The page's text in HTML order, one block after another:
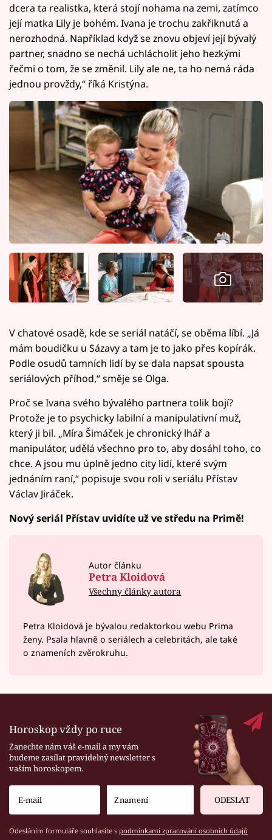
dcera ta realistka, která stojí nohama na zemi, zatímco
její matka Lily je bohém. Ivana je trochu zakřiknutá a
nerozhodná. Například když se znovu objeví její bývalý
partner, snadno se nechá uchlácholit jeho hezkými
řečmi o tom, že se změnil. Lily ale ne, ta ho nemá ráda
jednou provždy,“ říká Kristýna.
V chatové osadě, kde se seriál natáčí, se oběma líbí. „Já
mám boudičku u Sázavy a tam je to jako přes kopírák.
Podle osudů tamních lidí by se dala napsat spousta
seriálových příhod,“ směje se Olga.
Proč se Ivana svého bývalého partnera tolik bojí?
Protože je to psychicky labilní a manipulativní muž,
který ji bil. „Míra Šimáček je chronický lhář a
manipulátor, udělá všechno pro to, aby dosáhl toho, co
chce. A jsou mu úplně jedno city lidí, které svým
jednáním raní,“ popisuje svou roli v seriálu Přístav
Václav Jiráček.
Nový seriál Přístav uvidíte už ve středu na Primě!
Autor článku
Petra Kloidová
Všechny články autora
Petra Kloidová je bývalou redaktorkou webu Prima
ženy. Psala hlavně o seriálech a celebritách, ale také
o znameních zvěrokruhu.
Horoskop vždy po ruce
Zanechte nám váš e-mail a my vám
budeme zasílat pravidelný newsletter s
vaším horoskopem.
ODESLAT
Odesláním formuláře souhlasíte s podmínkami zpracování osobních údajů